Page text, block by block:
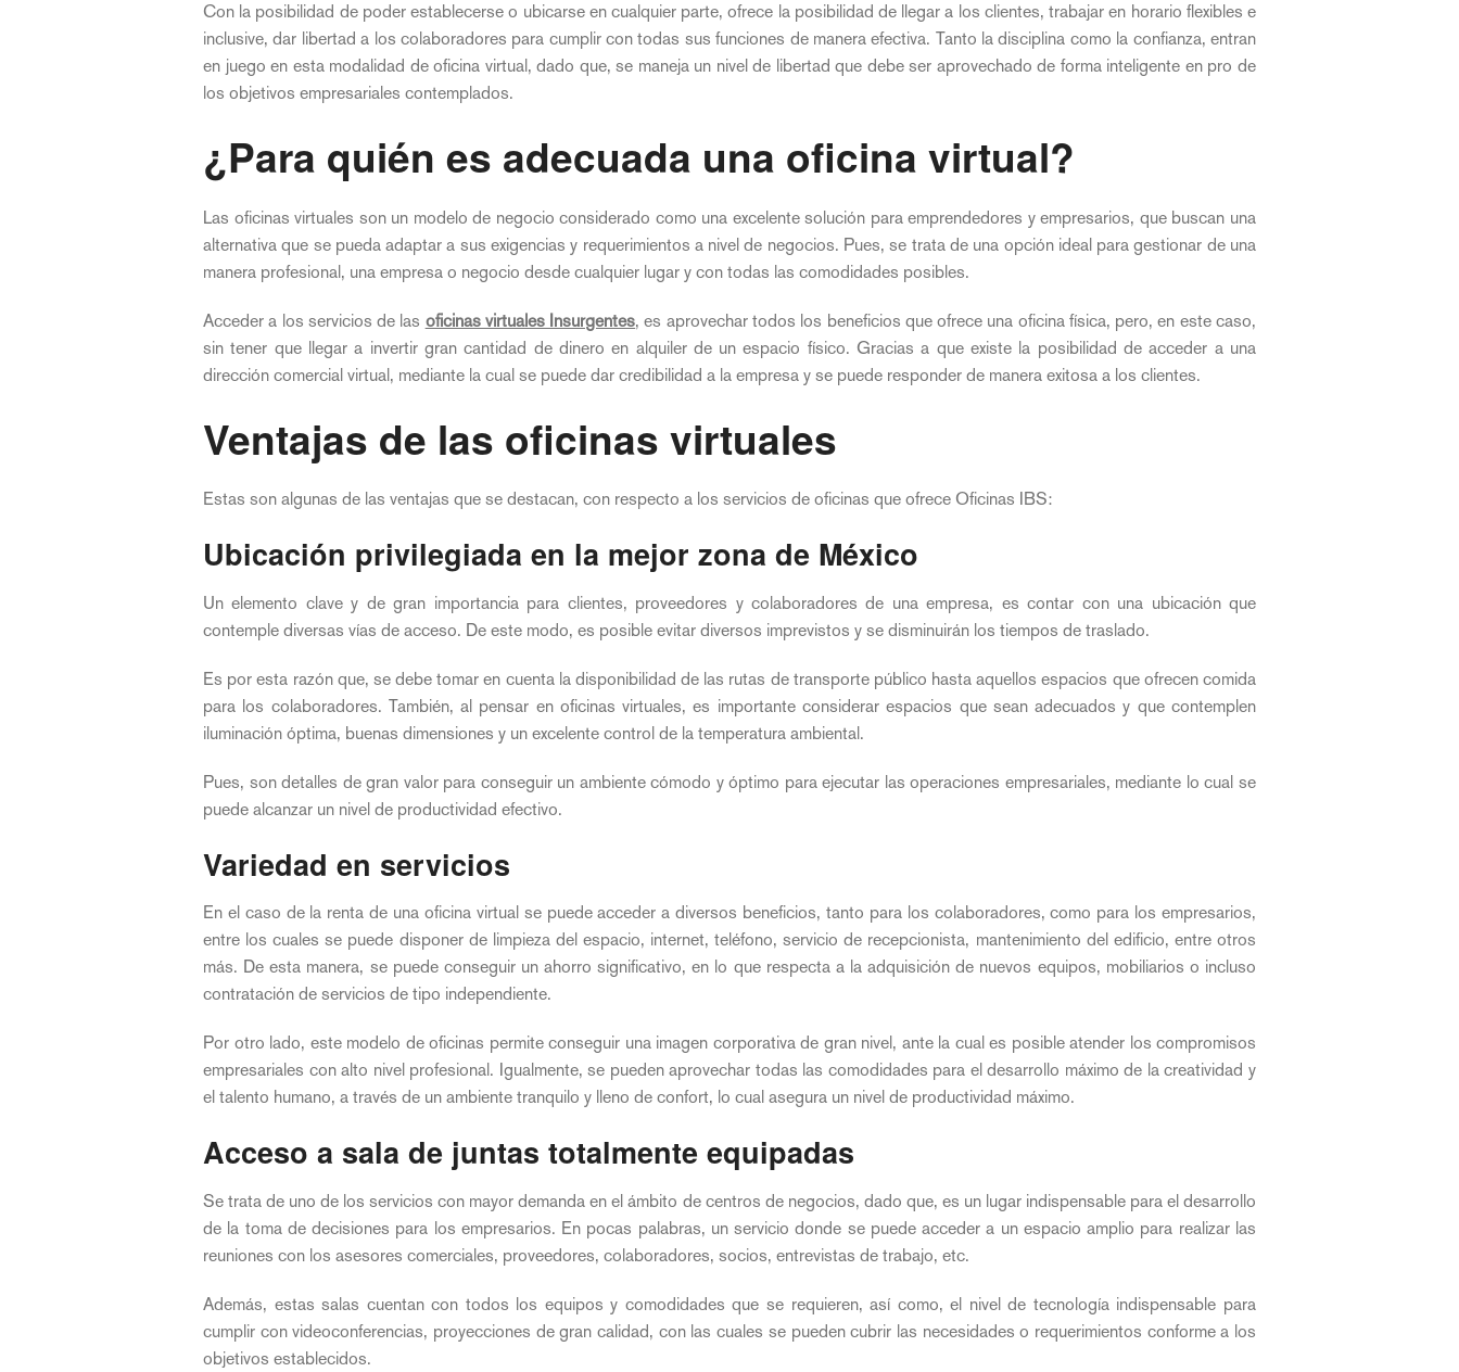
Con la posibilidad de poder establecerse o ubicarse en cualquier parte, ofrece la posibilidad de llegar a los clientes, trabajar en horario flexibles e
inclusive, dar libertad a los colaboradores para cumplir con todas sus funciones de manera efectiva. Tanto la disciplina como la confianza, entran
en juego en esta modalidad de oficina virtual, dado que, se maneja un nivel de libertad que debe ser aprovechado de forma inteligente en pro de
los objetivos empresariales contemplados.
¿Para quién es adecuada una oficina virtual?
Las oficinas virtuales son un modelo de negocio considerado como una excelente solución para emprendedores y empresarios, que buscan una
alternativa que se pueda adaptar a sus exigencias y requerimientos a nivel de negocios. Pues, se trata de una opción ideal para gestionar de una
manera profesional, una empresa o negocio desde cualquier lugar y con todas las comodidades posibles.
Acceder a los servicios de las oficinas virtuales Insurgentes, es aprovechar todos los beneficios que ofrece una oficina física, pero, en este caso,
sin tener que llegar a invertir gran cantidad de dinero en alquiler de un espacio físico. Gracias a que existe la posibilidad de acceder a una
dirección comercial virtual, mediante la cual se puede dar credibilidad a la empresa y se puede responder de manera exitosa a los clientes.
Ventajas de las oficinas virtuales
Estas son algunas de las ventajas que se destacan, con respecto a los servicios de oficinas que ofrece Oficinas IBS:
Ubicación privilegiada en la mejor zona de México
Un elemento clave y de gran importancia para clientes, proveedores y colaboradores de una empresa, es contar con una ubicación que
contemple diversas vías de acceso. De este modo, es posible evitar diversos imprevistos y se disminuirán los tiempos de traslado.
Es por esta razón que, se debe tomar en cuenta la disponibilidad de las rutas de transporte público hasta aquellos espacios que ofrecen comida
para los colaboradores. También, al pensar en oficinas virtuales, es importante considerar espacios que sean adecuados y que contemplen
iluminación óptima, buenas dimensiones y un excelente control de la temperatura ambiental.
Pues, son detalles de gran valor para conseguir un ambiente cómodo y óptimo para ejecutar las operaciones empresariales, mediante lo cual se
puede alcanzar un nivel de productividad efectivo.
Variedad en servicios
En el caso de la renta de una oficina virtual se puede acceder a diversos beneficios, tanto para los colaboradores, como para los empresarios,
entre los cuales se puede disponer de limpieza del espacio, internet, teléfono, servicio de recepcionista, mantenimiento del edificio, entre otros
más. De esta manera, se puede conseguir un ahorro significativo, en lo que respecta a la adquisición de nuevos equipos, mobiliarios o incluso
contratación de servicios de tipo independiente.
Por otro lado, este modelo de oficinas permite conseguir una imagen corporativa de gran nivel, ante la cual es posible atender los compromisos
empresariales con alto nivel profesional. Igualmente, se pueden aprovechar todas las comodidades para el desarrollo máximo de la creatividad y
el talento humano, a través de un ambiente tranquilo y lleno de confort, lo cual asegura un nivel de productividad máximo.
Acceso a sala de juntas totalmente equipadas
Se trata de uno de los servicios con mayor demanda en el ámbito de centros de negocios, dado que, es un lugar indispensable para el desarrollo
de la toma de decisiones para los empresarios. En pocas palabras, un servicio donde se puede acceder a un espacio amplio para realizar las
reuniones con los asesores comerciales, proveedores, colaboradores, socios, entrevistas de trabajo, etc.
Además, estas salas cuentan con todos los equipos y comodidades que se requieren, así como, el nivel de tecnología indispensable para
cumplir con videoconferencias, proyecciones de gran calidad, con las cuales se pueden cubrir las necesidades o requerimientos conforme a los
objetivos establecidos.